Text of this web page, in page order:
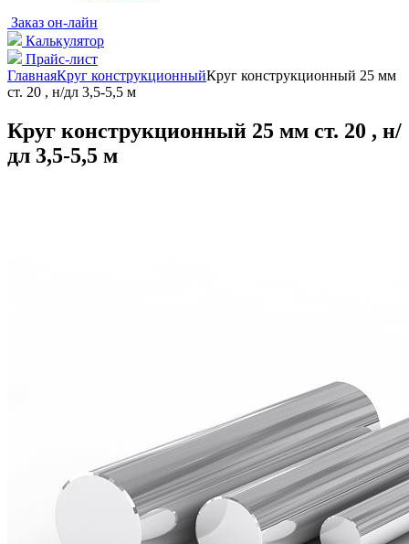
Заказ он-лайн
Калькулятор
Прайс-лист
ГлавнаяКруг конструкционныйКруг конструкционный 25 мм
ст. 20 , н/дл 3,5-5,5 м
Круг конструкционный 25 мм ст. 20 , н/
дл 3,5-5,5 м